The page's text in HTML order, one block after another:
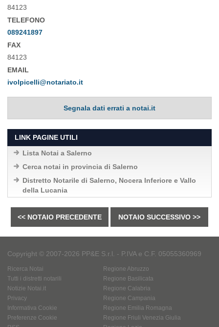
84123
TELEFONO
089241897
FAX
84123
EMAIL
ivolpicelli@notariato.it
Segnala dati errati a notai.it
LINK PAGINE UTILI
Lista Notai a Salerno
Cerca notai in provincia di Salerno
Distretto Notarile di Salerno, Nocera Inferiore e Vallo
della Lucania
<< NOTAIO PRECEDENTE NOTAIO SUCCESSIVO >>
Copyright © 2007-2026 PP&E S.r.l. - P.IVA e C.F. 05055360969
Ricerca Notai
Tutti i distretti notarili
Notizie Notai.it
Privacy
Informativa Cookie
Preferenze Cookie
Regione Abruzzo
Regione Basilicata
Regione Calabria
Regione Campania
Regione Emilia Romagna
Regione Friuli Venezia Giulia